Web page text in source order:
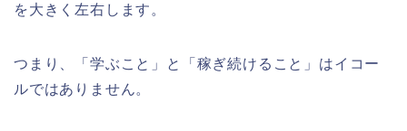
を大きく左右します。
つまり、「学ぶこと」と「稼ぎ続けること」はイコー
ルではありません。